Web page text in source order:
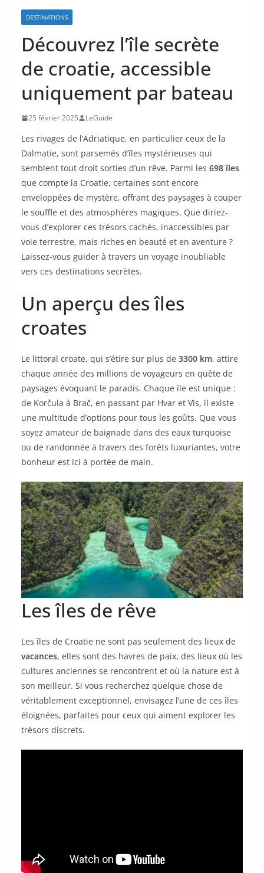
DESTINATIONS
Découvrez l’île secrète
de croatie, accessible
uniquement par bateau
25 février 2025 LeGuide
Les rivages de l’Adriatique, en particulier ceux de la
Dalmatie, sont parsemés d’îles mystérieuses qui
semblent tout droit sorties d’un rêve. Parmi les 698 îles
que compte la Croatie, certaines sont encore
enveloppées de mystère, offrant des paysages à couper
le souffle et des atmosphères magiques. Que diriez-
vous d’explorer ces trésors cachés, inaccessibles par
voie terrestre, mais riches en beauté et en aventure ?
Laissez-vous guider à travers un voyage inoubliable
vers ces destinations secrètes.
Un aperçu des îles
croates
Le littoral croate, qui s’étire sur plus de 3300 km, attire
chaque année des millions de voyageurs en quête de
paysages évoquant le paradis. Chaque île est unique :
de Korčula à Brač, en passant par Hvar et Vis, il existe
une multitude d’options pour tous les goûts. Que vous
soyez amateur de baignade dans des eaux turquoise
ou de randonnée à travers des forêts luxuriantes, votre
bonheur est ici à portée de main.
Les îles de rêve
Les îles de Croatie ne sont pas seulement des lieux de
vacances, elles sont des havres de paix, des lieux où les
cultures anciennes se rencontrent et où la nature est à
son meilleur. Si vous recherchez quelque chose de
véritablement exceptionnel, envisagez l’une de ces îles
éloignées, parfaites pour ceux qui aiment explorer les
trésors discrets.